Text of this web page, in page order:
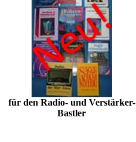
für den Radio- und Verstärker-
Bastler